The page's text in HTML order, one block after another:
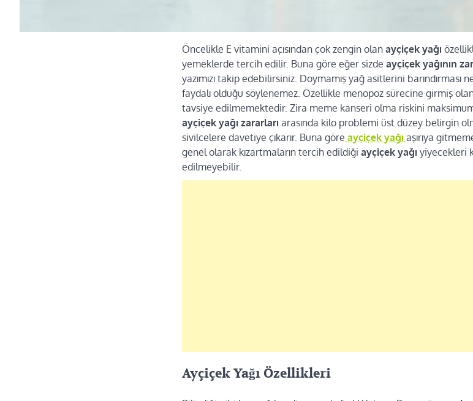
Öncelikle E vitamini açısından çok zengin olan ayçiçek yağı
yemeklerde tercih edilir. Buna göre eğer sizde ayçiçek yağının
yazımızı takip edebilirsiniz. Doymamış yağ asitlerini barındırması
faydalı olduğu söylenemez. Özellikle menopoz sürecine girmiş
tavsiye edilmemektedir. Zira meme kanseri olma riskini maksimum
ayçiçek yağı zararları arasında kilo problemi üst düzey belirgin
sivilcelere davetiye çıkarır. Buna göre ayçiçek yağı aşırıya
genel olarak kızartmaların tercih edildiği ayçiçek yağı yiyecekleri
edilmeyebilir.
Ayçiçek Yağı Özellikleri